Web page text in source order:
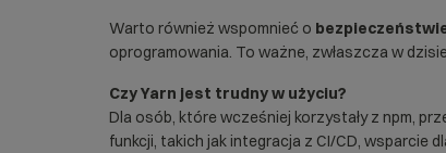
Warto również wspomnieć o
oprogramowania. To ważne, zwłaszcza w
Czy Yarn jest trudny w użyciu?
Dla osób, które wcześniej korzystały z npm,
funkcji, takich jak integracja z CI/CD, wsparcie